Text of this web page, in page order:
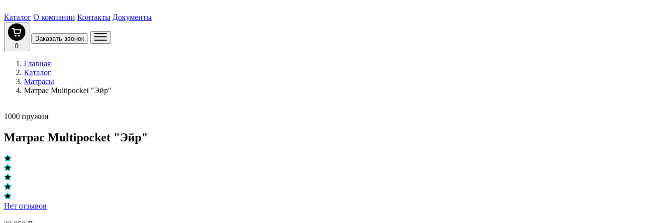
Каталог О компании Контакты Документы
0
Заказать звонок
Главная
Каталог
Матрасы
Матрас Multipocket "Эйр"
1000 пружин
Матрас Multipocket "Эйр"
Нет отзывов